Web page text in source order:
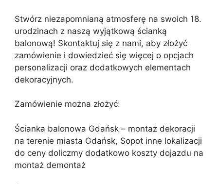
wynosiła:
1200,00 zł.
wynosi:
1050,00 zł.
Stwórz niezapomnianą atmosferę na swoich 18.
urodzinach z naszą wyjątkową ścianką
balonową! Skontaktuj się z nami, aby złożyć
zamówienie i dowiedzieć się więcej o opcjach
personalizacji oraz dodatkowych elementach
dekoracyjnych.
Zamówienie można złożyć:
Ścianka balonowa Gdańsk – montaż dekoracji
na terenie miasta Gdańsk, Sopot inne lokalizacji
do ceny doliczmy dodatkowo koszty dojazdu na
montaż demontaż